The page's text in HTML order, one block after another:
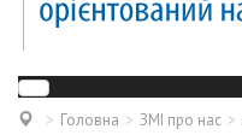
Головна ЗМІ про нас